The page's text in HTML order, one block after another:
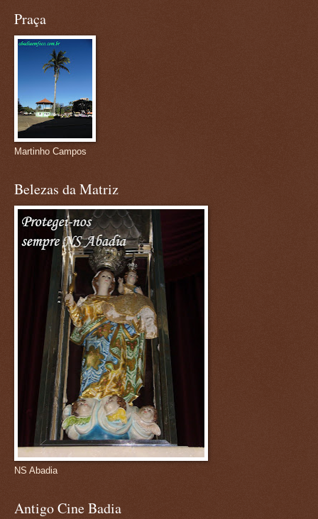
Praça
Martinho Campos
Belezas da Matriz
NS Abadia
Antigo Cine Badia